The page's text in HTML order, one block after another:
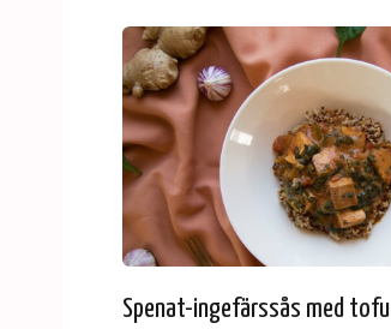
Spenat-ingefärssås med tofu